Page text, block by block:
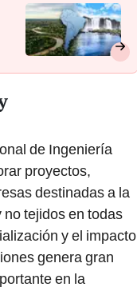
de Ingeniería
proyectos,
destinadas a la
tejidos en todas
y el impacto
genera gran
en la